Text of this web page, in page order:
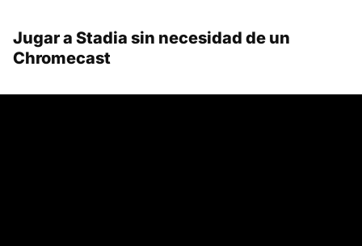
Jugar a Stadia sin necesidad de un
Chromecast